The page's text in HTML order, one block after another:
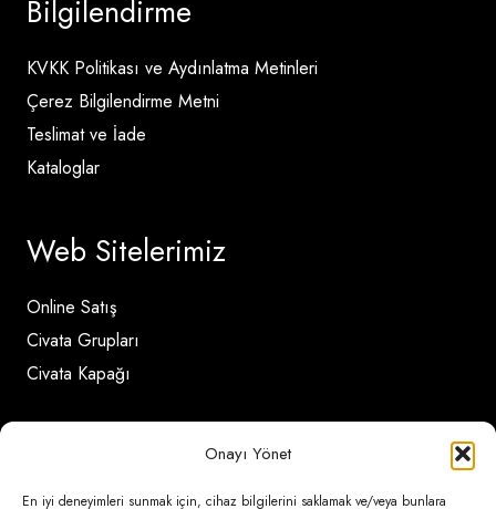
Onayı Yönet
En iyi deneyimleri sunmak için, cihaz bilgilerini saklamak ve/veya bunlara
Bilgilendirme
KVKK Politikası ve Aydınlatma Metinleri
Çerez Bilgilendirme Metni
Teslimat ve İade
Kataloglar
Web Sitelerimiz
Online Satış
Civata Grupları
Civata Kapağı
İletişim Detayları